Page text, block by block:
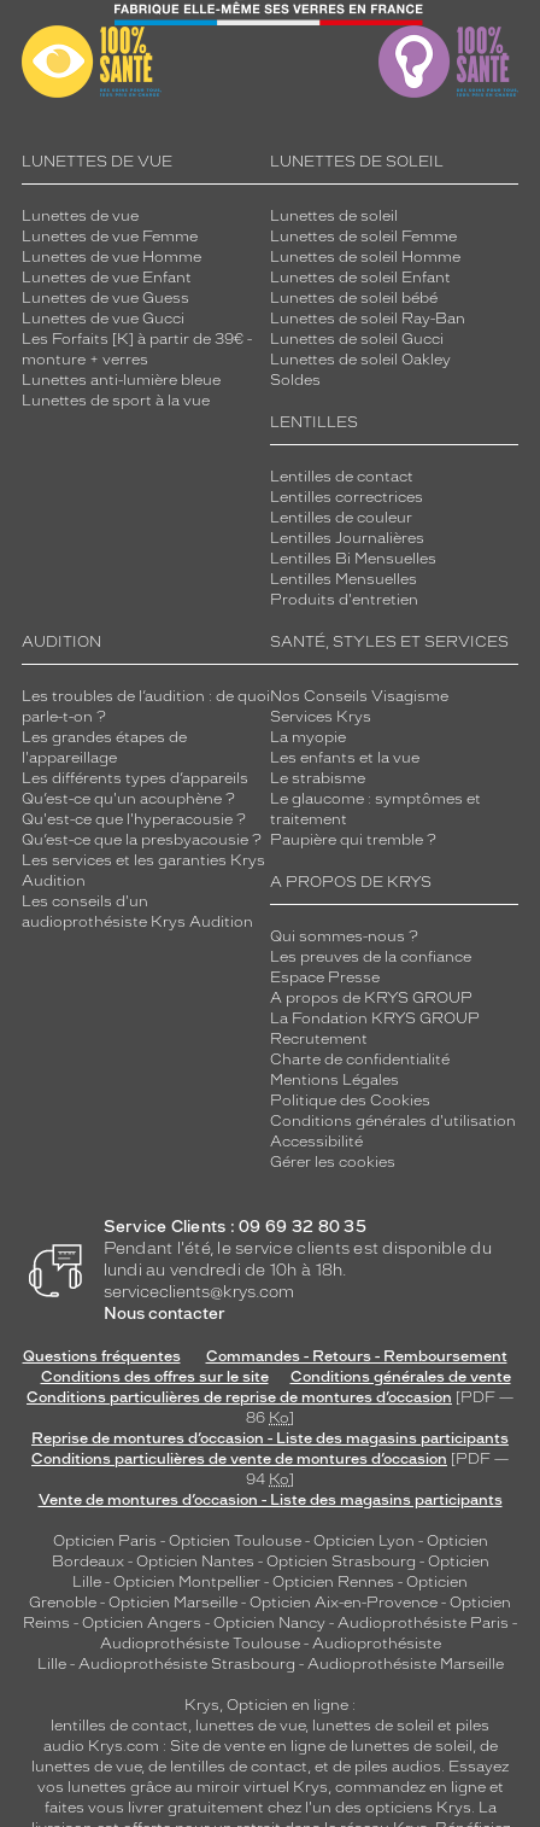
LUNETTES DE VUE
Lunettes de vue
Lunettes de vue Femme
Lunettes de vue Homme
Lunettes de vue Enfant
Lunettes de vue Guess
Lunettes de vue Gucci
Les Forfaits [K] à partir de 39€ -
monture + verres
Lunettes anti-lumière bleue
Lunettes de sport à la vue
LUNETTES DE SOLEIL
Lunettes de soleil
Lunettes de soleil Femme
Lunettes de soleil Homme
Lunettes de soleil Enfant
Lunettes de soleil bébé
Lunettes de soleil Ray-Ban
Lunettes de soleil Gucci
Lunettes de soleil Oakley
Soldes
LENTILLES
Lentilles de contact
Lentilles correctrices
Lentilles de couleur
Lentilles Journalières
Lentilles Bi Mensuelles
Lentilles Mensuelles
Produits d'entretien
AUDITION
Les troubles de l’audition : de quoi
parle-t-on ?
Les grandes étapes de
l'appareillage
Les différents types d’appareils
Qu’est-ce qu'un acouphène ?
Qu'est-ce que l'hyperacousie ?
Qu’est-ce que la presbyacousie ?
Les services et les garanties Krys
Audition
Les conseils d'un
audioprothésiste Krys Audition
SANTÉ, STYLES ET SERVICES
Nos Conseils Visagisme
Services Krys
La myopie
Les enfants et la vue
Le strabisme
Le glaucome : symptômes et
traitement
Paupière qui tremble ?
A PROPOS DE KRYS
Qui sommes-nous ?
Les preuves de la confiance
Espace Presse
A propos de KRYS GROUP
La Fondation KRYS GROUP
Recrutement
Charte de confidentialité
Mentions Légales
Politique des Cookies
Conditions générales d'utilisation
Accessibilité
Gérer les cookies
Service Clients : 09 69 32 80 35
Pendant l'été, le service clients est disponible du
lundi au vendredi de 10h à 18h.
serviceclients@krys.com
Nous contacter
Questions fréquentes
Commandes - Retours - Remboursement
Conditions des offres sur le site
Conditions générales de vente
Conditions particulières de reprise de montures d’occasion [PDF —
86 Ko]
Reprise de montures d’occasion - Liste des magasins participants
Conditions particulières de vente de montures d’occasion [PDF —
94 Ko]
Vente de montures d’occasion - Liste des magasins participants
Opticien Paris - Opticien Toulouse- Opticien Lyon - Opticien
Bordeaux- Opticien Nantes - Opticien Strasbourg - Opticien
Lille - Opticien Montpellier - Opticien Rennes - Opticien
Grenoble - Opticien Marseille - Opticien Aix-en-Provence - Opticien
Reims - Opticien Angers - Opticien Nancy - Audioprothésiste Paris -
Audioprothésiste Toulouse- Audioprothésiste
Lille- Audioprothésiste Strasbourg - Audioprothésiste Marseille
Krys, Opticien en ligne :
lentilles de contact, lunettes de vue, lunettes de soleil et piles
audio Krys.com : Site de vente en ligne de lunettes de soleil, de
lunettes de vue, de lentilles de contact, et de piles audios. Essayez
vos lunettes grâce au miroir virtuel Krys, commandez en ligne et
faites vous livrer gratuitement chez l'un des opticiens Krys. La